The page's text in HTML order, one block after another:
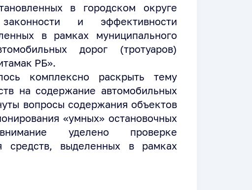
в городском округе
и эффективности
в рамках муниципального
дорог (тротуаров)
РБ».
комплексно раскрыть тему
на содержание автомобильных
вопросы содержания объектов
«умных» остановочных
уделено проверке
средств, выделенных в рамках